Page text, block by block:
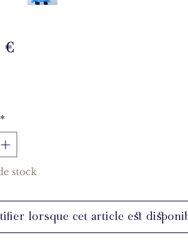
€
*
stock
lorsque cet article est